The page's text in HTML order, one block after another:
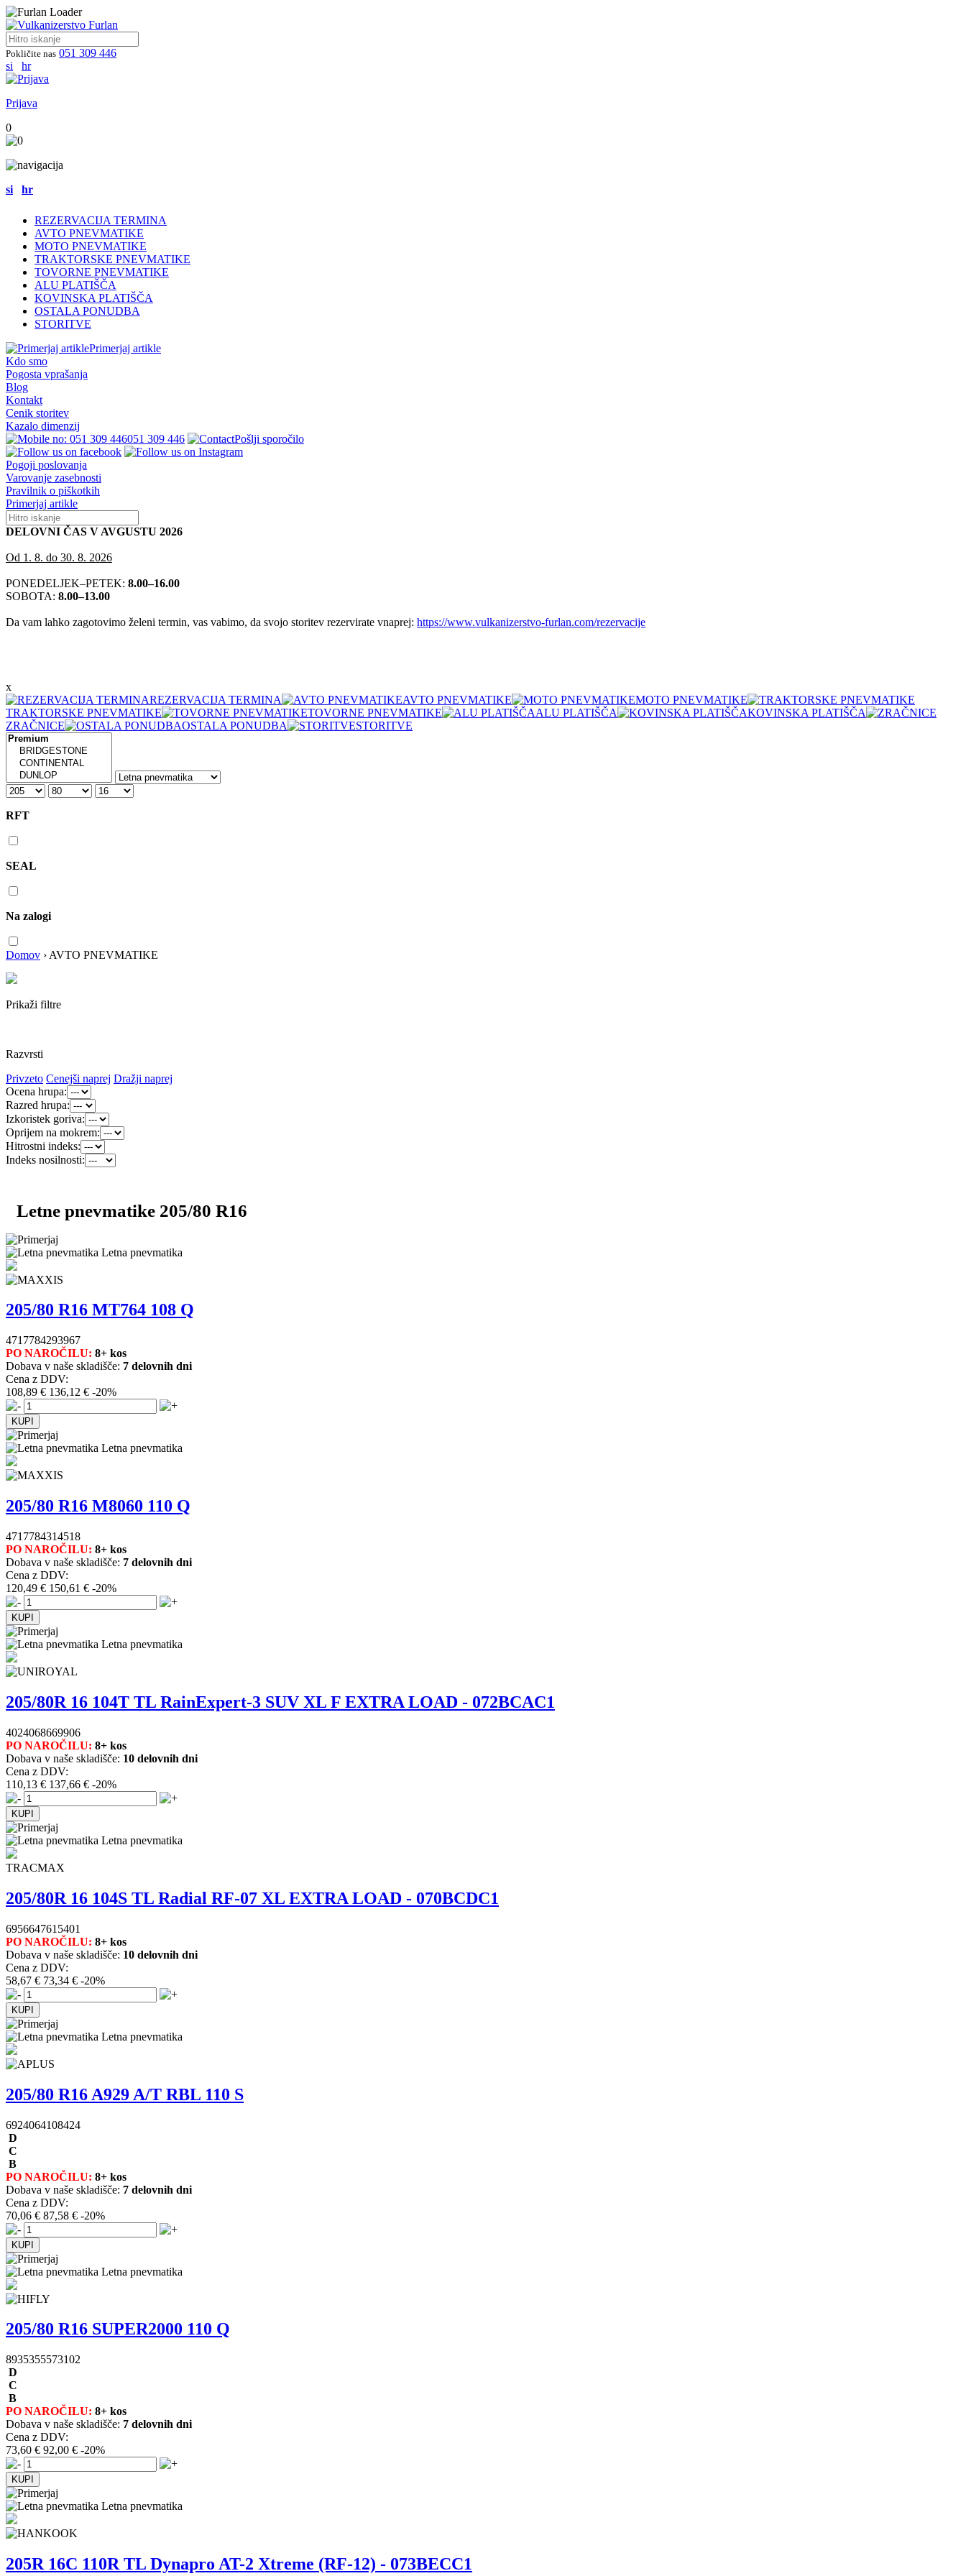
Pokličite nas 051 309 446
si
hr
Prijava
0
si hr
REZERVACIJA TERMINA
AVTO PNEVMATIKE
MOTO PNEVMATIKE
TRAKTORSKE PNEVMATIKE
TOVORNE PNEVMATIKE
ALU PLATIŠČA
KOVINSKA PLATIŠČA
OSTALA PONUDBA
STORITVE
Primerjaj artikle
Kdo smo
Pogosta vprašanja
Blog
Kontakt
Cenik storitev
Kazalo dimenzij
051 309 446
Pošlji sporočilo
Pogoji poslovanja
Varovanje zasebnosti
Pravilnik o piškotkih
Primerjaj artikle
DELOVNI ČAS V AVGUSTU 2026
Od 1. 8. do 30. 8. 2026
PONEDELJEK–PETEK: 8.00–16.00
SOBOTA: 8.00–13.00
Da vam lahko zagotovimo želeni termin, vas vabimo, da svojo storitev rezervirate vnaprej: https://www.vulkanizerstvo-furlan.com/rezervacije
x
REZERVACIJA TERMINA
AVTO PNEVMATIKE
MOTO PNEVMATIKE
TRAKTORSKE PNEVMATIKE
TOVORNE PNEVMATIKE ALU PLATIŠČA
KOVINSKA PLATIŠČA
ZRAČNICE
OSTALA PONUDBA STORITVE
RFT
SEAL
Na zalogi
Domov › AVTO PNEVMATIKE
Prikaži filtre
Razvrsti
Privzeto Cenejši naprej Dražji naprej
Ocena hrupa:
Razred hrupa:
Izkoristek goriva:
Oprijem na mokrem:
Hitrostni indeks:
Indeks nosilnosti:
Letne pnevmatike 205/80 R16
Letna pnevmatika
205/80 R16 MT764 108 Q
4717784293967
PO NAROČILU: 8+ kos
Dobava v naše skladišče: 7 delovnih dni
Cena z DDV:
108,89 € 136,12 € -20%
Letna pnevmatika
205/80 R16 M8060 110 Q
4717784314518
PO NAROČILU: 8+ kos
Dobava v naše skladišče: 7 delovnih dni
Cena z DDV:
120,49 € 150,61 € -20%
Letna pnevmatika
205/80R 16 104T TL RainExpert-3 SUV XL F EXTRA LOAD - 072BCAC1
4024068669906
PO NAROČILU: 8+ kos
Dobava v naše skladišče: 10 delovnih dni
Cena z DDV:
110,13 € 137,66 € -20%
Letna pnevmatika
TRACMAX
205/80R 16 104S TL Radial RF-07 XL EXTRA LOAD - 070BCDC1
6956647615401
PO NAROČILU: 8+ kos
Dobava v naše skladišče: 10 delovnih dni
Cena z DDV:
58,67 € 73,34 € -20%
Letna pnevmatika
205/80 R16 A929 A/T RBL 110 S
6924064108424
D
C
B
PO NAROČILU: 8+ kos
Dobava v naše skladišče: 7 delovnih dni
Cena z DDV:
70,06 € 87,58 € -20%
Letna pnevmatika
205/80 R16 SUPER2000 110 Q
8935355573102
D
C
B
PO NAROČILU: 8+ kos
Dobava v naše skladišče: 7 delovnih dni
Cena z DDV:
73,60 € 92,00 € -20%
Letna pnevmatika
205R 16C 110R TL Dynapro AT-2 Xtreme (RF-12) - 073BECC1